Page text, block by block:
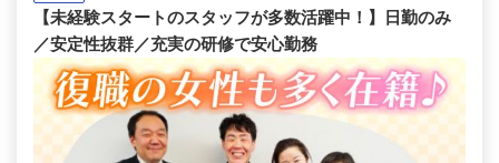
【未経験スタートのスタッフが多数活躍中！】日勤のみ
／安定性抜群／充実の研修で安心勤務